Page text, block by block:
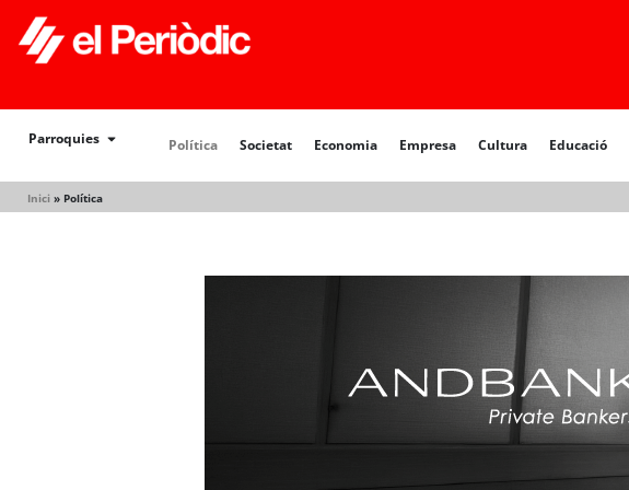
Parroquies Política Societat Economia Empresa Cultura Educació
Inici » Política